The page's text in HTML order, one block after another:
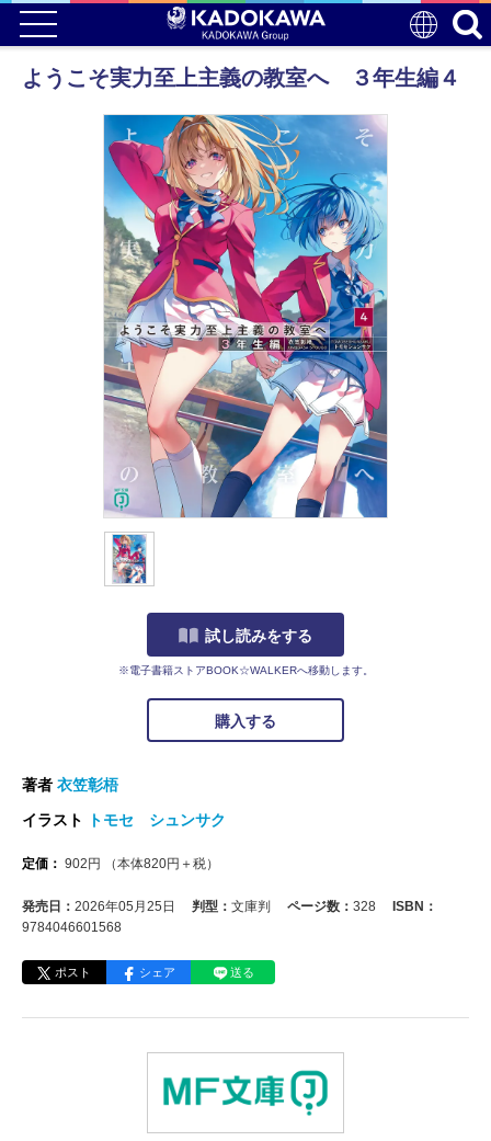
ようこそ実力至上主義の教室へ ３年生編４
試し読みをする
※電子書籍ストアBOOK☆WALKERへ移動します。
購入する
著者 衣笠彰梧
イラスト
トモセ シュンサク
定価： 902 円 （本体820円＋税）
発売日： 2026年05月25日 判型： 文庫判 ページ数： 328
ISBN：
9784046601568
ポスト シェア 送る